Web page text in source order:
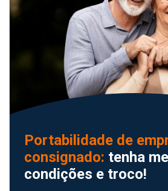
Portabilidade de
consignado: tenha
condições e troco!